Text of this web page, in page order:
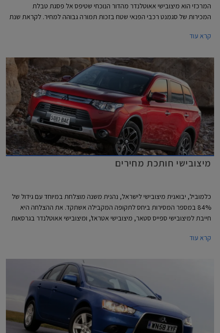
המרכזי הוא מיצובישי אאוטלנדר מהדור הנוכחי שטיפס אל פסגת טבלת
המכירות של סגמנט רכבי הפנאי שטח בזכות תמורה גבוהה למחיר. לקראת שנת
מצויידת במנוע 1.8 ליטר המפיק 140 כ"ס ומשודך לתיבת הילוכים אוטומטית
רציפה (CVT). תיבת הילוכים זו מאפשרת גם בחירה ידנית מבין שישה יחסי
העברה קבועים דרך מנופים הממוקמים מאחורי גלגל ההגה. מבנה הספורטבק
כולל דלת חמישית וכך מתאפשר קיפול המושבים האחוריים והגדלת נפח תא
המטען בלחיצת כפתור אחת מ- 344 ליטרים ל- 1394 ליטרים.
קרא עוד
מיצובישי חותכת מחירים
כלמוביל, יבואנית מיצובישי לישראל, נהנית משנה מוצלחת במיוחד עם גידול של
84% במספר המסירות ביחס לתקופה המקבילה אשתקד. את ההצלחה היא
חייבת למיצובישי ספייס סטאר, מיצובישי אטראז', ומיצובישי אאוטלנדר בגרסאות
מיצובישי, בחרה היבואנית להוזיל את מחירם ובכך להפוך אותם לתחרותיים
קרא עוד